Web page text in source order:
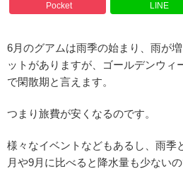
Pocket LINE
6月のグアムは雨季の始まり、雨が
ットがありますが、ゴールデンウィ
で閑散期と言えます。
つまり旅費が安くなるのです。
様々なイベントなどもあるし、雨季
月や9月に比べると降水量も少ない